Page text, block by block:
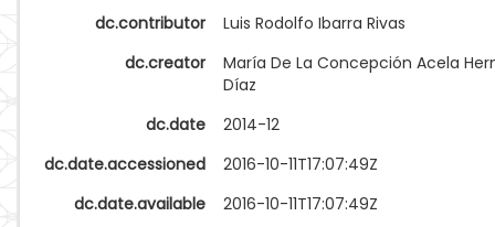
dc.contributor
Luis Rodolfo Ibarra Rivas
dc.creator
María De La Concepción Acela
Díaz
dc.date
2014-12
dc.date.accessioned
2016-10-11T17:07:49Z
dc.date.available
2016-10-11T17:07:49Z